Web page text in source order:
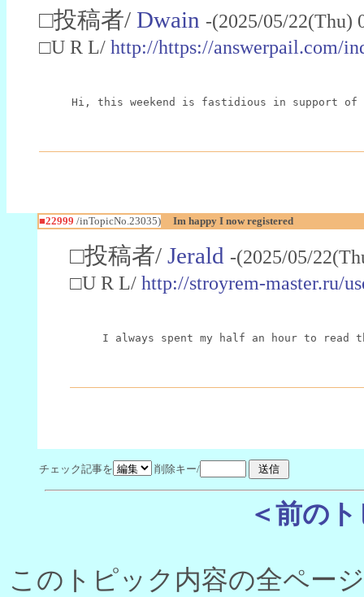
□投稿者/ Dwain -(2025/05/
□U R L/ http://https://answerpail.com/
Hi, this weekend is fastidious in support of
■22999 /inTopicNo.23035) Im happy I now registered
□投稿者/ Jerald -(2025/05/
□U R L/ http://stroyrem-master.ru/
I always spent my half an hour to
チェック記事を 削除キー/
＜前の
このトピック内容の全ペー